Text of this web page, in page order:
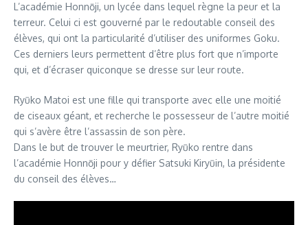
L’académie Honnōji, un lycée dans lequel règne la peur et la
terreur. Celui ci est gouverné par le redoutable conseil des
élèves, qui ont la particularité d’utiliser des uniformes Goku.
Ces derniers leurs permettent d’être plus fort que n’importe
qui, et d’écraser quiconque se dresse sur leur route.
Ryūko Matoi est une fille qui transporte avec elle une moitié
de ciseaux géant, et recherche le possesseur de l’autre moitié
qui s’avère être l’assassin de son père.
Dans le but de trouver le meurtrier, Ryūko rentre dans
l’académie Honnōji pour y défier Satsuki Kiryūin, la présidente
du conseil des élèves…